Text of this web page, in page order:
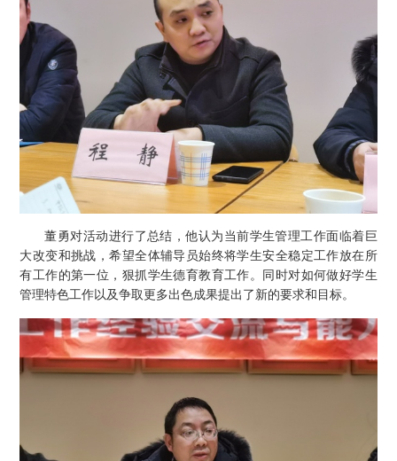
董勇对活动进行了总结，他认为当前学生管理工作面临着巨
大改变和挑战，希望全体辅导员始终将学生安全稳定工作放在所
有工作的第一位，狠抓学生德育教育工作。同时对如何做好学生
管理特色工作以及争取更多出色成果提出了新的要求和目标。